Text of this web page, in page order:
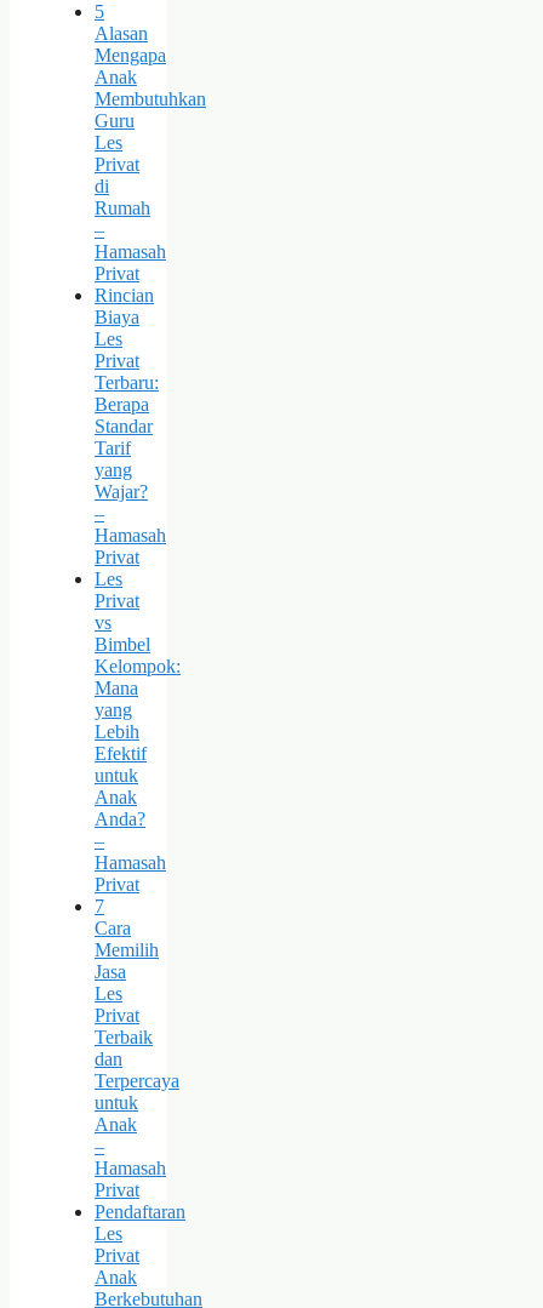
5
Alasan
Mengapa
Anak
Membutuhkan
Guru
Les
Privat
di
Rumah
–
Hamasah
Privat
Rincian
Biaya
Les
Privat
Terbaru:
Berapa
Standar
Tarif
yang
Wajar?
–
Hamasah
Privat
Les
Privat
vs
Bimbel
Kelompok:
Mana
yang
Lebih
Efektif
untuk
Anak
Anda?
–
Hamasah
Privat
7
Cara
Memilih
Jasa
Les
Privat
Terbaik
dan
Terpercaya
untuk
Anak
–
Hamasah
Privat
Pendaftaran
Les
Privat
Anak
Berkebutuhan